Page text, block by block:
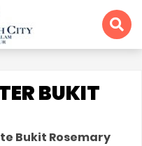
BUKIT
Bukit Rosemary